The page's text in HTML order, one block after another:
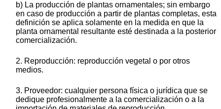
b) La producción de plantas ornamentales; sin embargo
en caso de producción a partir de plantas completas, esta
definición se aplica solamente en la medida en que la
planta ornamental resultante esté destinada a la posterior
comercialización.
2. Reproducción: reproducción vegetal o por otros
medios.
3. Proveedor: cualquier persona física o jurídica que se
dedique profesionalmente a la comercialización o a la